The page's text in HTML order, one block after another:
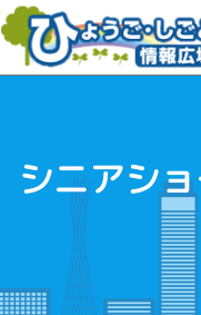
シニアシ